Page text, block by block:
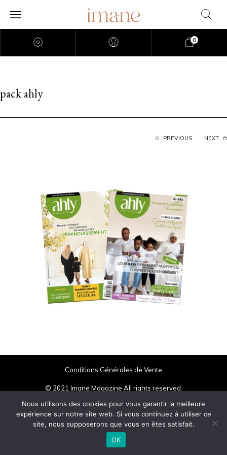
0
pack ahly
PREVIOUS NEXT
Conditions Générales de Vente
© 2021 Imane Magazine All rights reserved.
Nous utilisons des cookies pour vous garantir la meilleure
expérience sur notre site web. Si vous continuez à utiliser ce
site, nous supposerons que vous en êtes satisfait.
OK